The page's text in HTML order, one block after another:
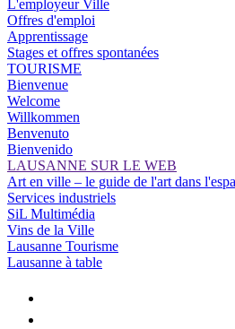
L'employeur Ville
Offres d'emploi
Apprentissage
Stages et offres spontanées
TOURISME
Bienvenue
Welcome
Willkommen
Benvenuto
Bienvenido
LAUSANNE SUR LE WEB
Art en ville – le guide de l'art dans
Services industriels
SiL Multimédia
Vins de la Ville
Lausanne Tourisme
Lausanne à table